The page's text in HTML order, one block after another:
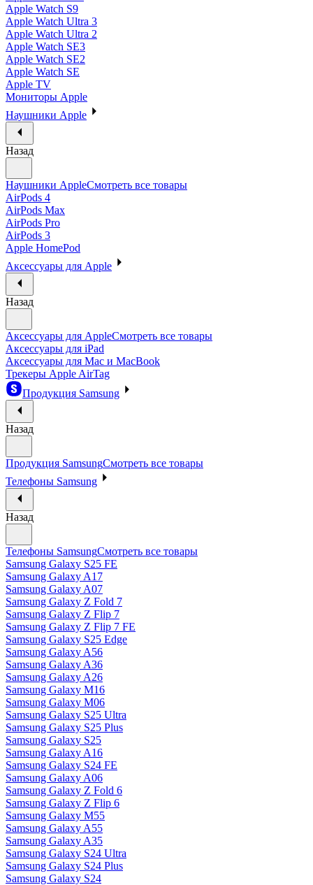
Apple Watch S9
Apple Watch Ultra 3
Apple Watch Ultra 2
Apple Watch SE3
Apple Watch SE2
Apple Watch SE
Apple TV
Мониторы Apple
Наушники Apple
Назад
Наушники AppleСмотреть все товары
AirPods 4
AirPods Max
AirPods Pro
AirPods 3
Apple HomePod
Аксессуары для Apple
Назад
Аксессуары для AppleСмотреть все товары
Аксессуары для iPad
Аксессуары для Mac и MacBook
Трекеры Apple AirTag
Продукция Samsung
Назад
Продукция SamsungСмотреть все товары
Телефоны Samsung
Назад
Телефоны SamsungСмотреть все товары
Samsung Galaxy S25 FE
Samsung Galaxy A17
Samsung Galaxy A07
Samsung Galaxy Z Fold 7
Samsung Galaxy Z Flip 7
Samsung Galaxy Z Flip 7 FE
Samsung Galaxy S25 Edge
Samsung Galaxy A56
Samsung Galaxy A36
Samsung Galaxy A26
Samsung Galaxy M16
Samsung Galaxy M06
Samsung Galaxy S25 Ultra
Samsung Galaxy S25 Plus
Samsung Galaxy S25
Samsung Galaxy A16
Samsung Galaxy S24 FE
Samsung Galaxy A06
Samsung Galaxy Z Fold 6
Samsung Galaxy Z Flip 6
Samsung Galaxy M55
Samsung Galaxy A55
Samsung Galaxy A35
Samsung Galaxy S24 Ultra
Samsung Galaxy S24 Plus
Samsung Galaxy S24